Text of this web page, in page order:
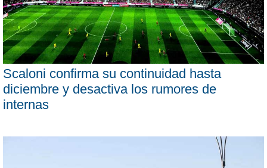
Scaloni confirma su continuidad hasta
diciembre y desactiva los rumores de
internas